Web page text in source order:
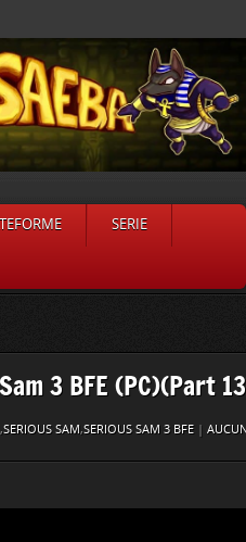
SERIE
3 BFE (PC)(Part
,SERIOUS SAM,SERIOUS SAM 3 BFE